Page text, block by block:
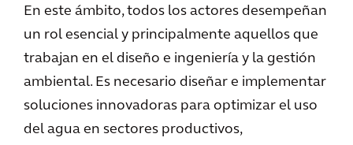
En este ámbito, todos los actores desempeñan
un rol esencial y principalmente aquellos que
trabajan en el diseño e ingeniería y la gestión
ambiental. Es necesario diseñar e implementar
soluciones innovadoras para optimizar el uso
del agua en sectores productivos,